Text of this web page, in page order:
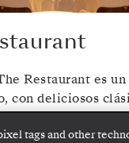
Restaurant es
con deliciosos
en el
y el espíritu
tags and other